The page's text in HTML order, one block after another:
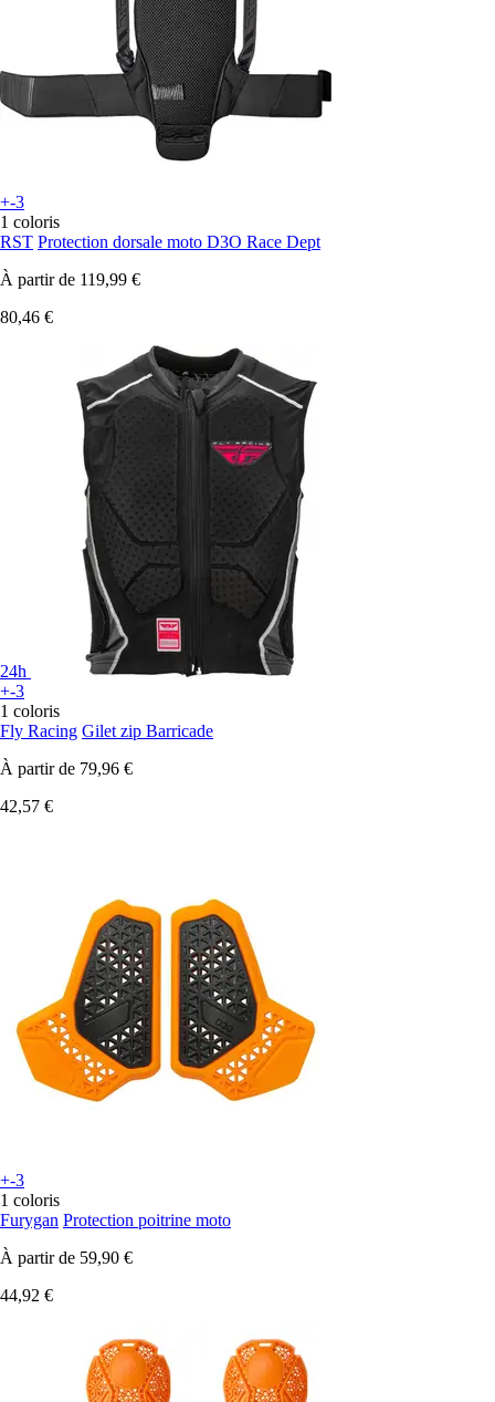
+-3
1 coloris
RST Protection dorsale moto D3O Race Dept
À partir de 119,99 €
80,46 €
24h
+-3
1 coloris
Fly Racing Gilet zip Barricade
À partir de 79,96 €
42,57 €
+-3
1 coloris
Furygan Protection poitrine moto
À partir de 59,90 €
44,92 €